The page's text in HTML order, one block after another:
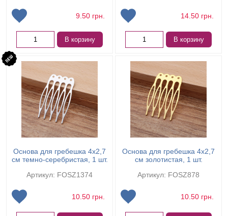
9.50 грн.
В корзину
14.50 грн.
В корзину
Основа для гребешка 4х2,7
см темно-серебристая, 1 шт.
Артикул: FOSZ1374
10.50 грн.
Основа для гребешка 4х2,7
см золотистая, 1 шт.
Артикул: FOSZ878
10.50 грн.